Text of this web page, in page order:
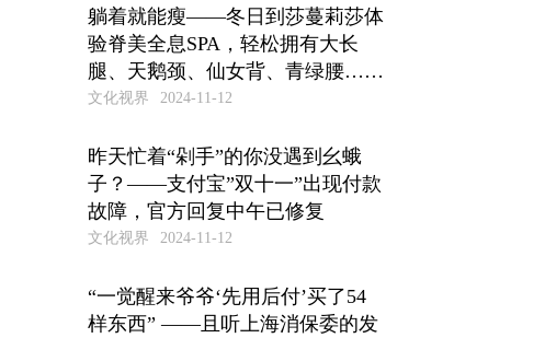
躺着就能瘦——冬日到莎蔓莉莎体
验脊美全息SPA，轻松拥有大长
腿、天鹅颈、仙女背、青绿腰……
文化视界 2024-11-12
昨天忙着“剁手”的你没遇到幺蛾
子？——支付宝”双十一”出现付款
故障，官方回复中午已修复
文化视界 2024-11-12
“一觉醒来爷爷‘先用后付’买了54
样东西” ——且听上海消保委的发